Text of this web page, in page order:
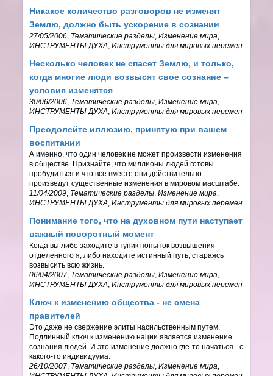
Никакое количество разговоров не изменят
Землю, должно быть ускорение в сознании
27/05/2006 Тематические разделы ,Изменение мира
ИНСТРУМЕНТЫ ДУХА ,Инструменты для мировых перемен
Несколько человек не спасет Землю, и только,
когда многие люди возвысят свое сознание –
условия изменятся
30/06/2006 Тематические разделы ,Изменение мира
ИНСТРУМЕНТЫ ДУХА ,Инструменты для мировых перемен
Преодолейте иллюзию, принятую при вашем
воспитании
А именно, что один человек не может произвести изменения
в обществе. Признайте, что миллионы людей готовы
пробудиться и что все вместе они действительно
произведут существенные изменения в мировом масштабе.
11/04/2009 Тематические разделы ,Изменение мира
ИНСТРУМЕНТЫ ДУХА ,Инструменты для мировых перемен
Понимание того, что на духовном пути наступает
важный поворотный момент
Когда вы либо заходите в тупик попыток возвышения
отделенного я, либо находите истинный путь, стараясь
возвысить всю жизнь.
06/04/2007 Тематические разделы ,Изменение мира
ИНСТРУМЕНТЫ ДУХА ,Инструменты для мировых перемен
Ключ к изменению общества - не смена
правителей
Это даже не свержение элиты насильственным путем.
Подлинный ключ к изменению нации является изменение
сознания людей. И это изменение должно где-то начаться - с
какого-то индивидуума.
26/10/2007 Тематические разделы ,Изменение мира